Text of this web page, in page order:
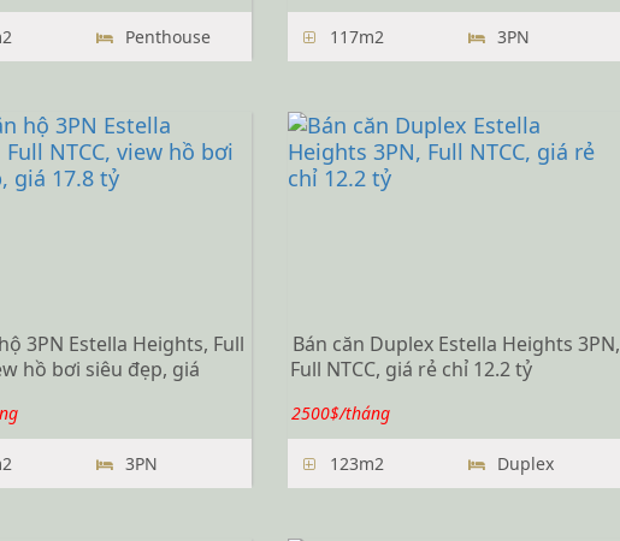
Penthouse 117m2 3PN
3PN Estella Heights, Full
hồ bơi siêu đẹp, giá
3PN
Bán căn Duplex Estella Heights 3PN,
Full NTCC, giá rẻ chỉ 12.2 tỷ
2500$/tháng
123m2 Duplex